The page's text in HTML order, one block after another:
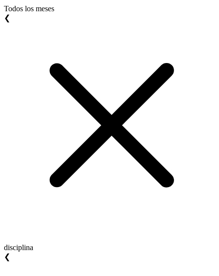
Todos los meses
❮
disciplina
❮